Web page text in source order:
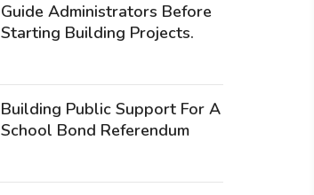
Guide Administrators Before
Starting Building Projects.
Building Public Support For A
School Bond Referendum